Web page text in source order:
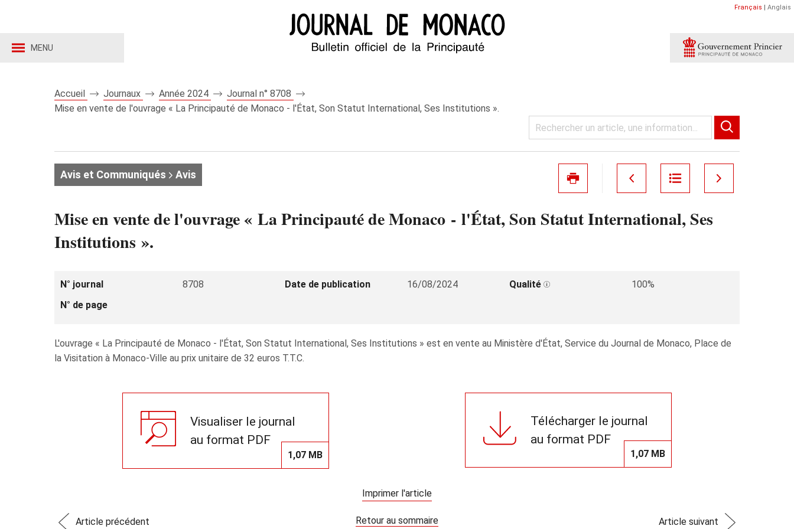
MENU
Français | Anglais
Accueil Journaux Année 2024
Journal n° 8708
Mise en vente de l'ouvrage « La Principauté de Monaco - l'État, Son Statut International, Ses Institutions ».
Avis et Communiqués Avis
Mise en vente de l'ouvrage « La Principauté de Monaco - l'État, Son Statut International, Ses
Institutions ».
N° journal 8708 Date de publication 16/08/2024 Qualité
100%
N° de page
L'ouvrage « La Principauté de Monaco - l'État, Son Statut International, Ses Institutions » est en vente au Ministère d'État, Service du Journal de Monaco, Place de
la Visitation à Monaco‑Ville au prix unitaire de 32 euros T.T.C.
Visualiser le journal
au format PDF
1,07 MB
Télécharger le journal
au format PDF
1,07 MB
Imprimer l'article
Article précédent Retour au sommaire Article suivant